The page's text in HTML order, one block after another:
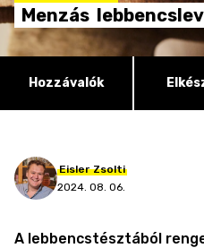
Menzás
Hozzávalók
Eisler Zsolti
2024. 08. 06.
A lebbencstésztából